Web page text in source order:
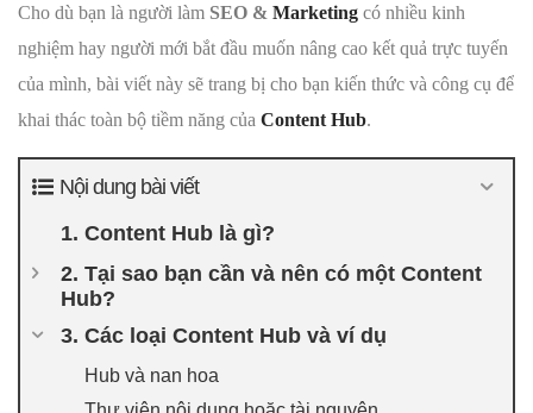
Cho dù bạn là người làm SEO & Marketing có nhiều kinh
nghiệm hay người mới bắt đầu muốn nâng cao kết quả trực tuyến
của mình, bài viết này sẽ trang bị cho bạn kiến thức và công cụ để
khai thác toàn bộ tiềm năng của Content Hub.
Nội dung bài viết
1. Content Hub là gì?
2. Tại sao bạn cần và nên có một Content
Hub?
3. Các loại Content Hub và ví dụ
Hub và nan hoa